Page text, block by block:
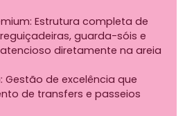
Estrutura completa de
guarda-sóis e
diretamente na areia
Gestão de excelência que
de transfers e passeios